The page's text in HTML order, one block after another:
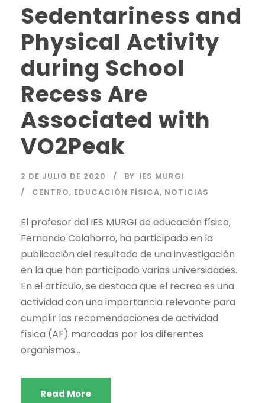
Sedentariness and
Physical Activity
during School
Recess Are
Associated with
VO2Peak
2 DE JULIO DE 2020 BY IES MURGI
CENTRO, EDUCACIÓN FÍSICA, NOTICIAS
El profesor del IES MURGI de educación física,
Fernando Calahorro, ha participado en la
publicación del resultado de una investigación
en la que han participado varias universidades.
En el artículo, se destaca que el recreo es una
actividad con una importancia relevante para
cumplir las recomendaciones de actividad
física (AF) marcadas por los diferentes
organismos...
Read More